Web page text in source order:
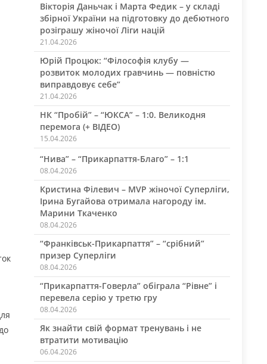
Вікторія Даньчак і Марта Федик – у складі
збірної України на підготовку до дебютного
розіграшу жіночої Ліги націй
21.04.2026
Юрій Процюк: “Філософія клубу —
розвиток молодих гравчинь — повністю
виправдовує себе”
21.04.2026
НК “Пробій” – “ЮКСА” – 1:0. Великодня
перемога (+ ВІДЕО)
15.04.2026
“Нива” – “Прикарпаття-Благо” – 1:1
08.04.2026
Кристина Філевич – MVP жіночої Суперліги,
Ірина Бугайова отримала нагороду ім.
Марини Ткаченко
08.04.2026
“Франківськ-Прикарпаття” – “срібний”
призер Суперліги
08.04.2026
“Прикарпаття-Говерла” обіграла “Рівне” і
перевела серію у третю гру
08.04.2026
Як знайти свій формат тренувань і не
втратити мотивацію
06.04.2026